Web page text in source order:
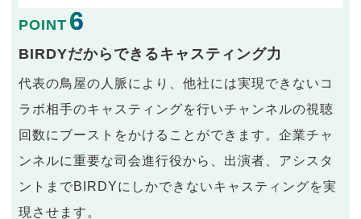
POINT 6
BIRDYだからできるキャスティング力
代表の鳥屋の人脈により、他社には実現できないコ
ラボ相手のキャスティングを行いチャンネルの視聴
回数にブーストをかけることができます。企業チャ
ンネルに重要な司会進行役から、出演者、アシスタ
ントまでBIRDYにしかできないキャスティングを実
現させます。